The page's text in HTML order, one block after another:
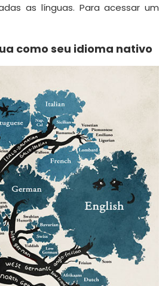
as línguas. Para acessar um
como seu idioma nativo